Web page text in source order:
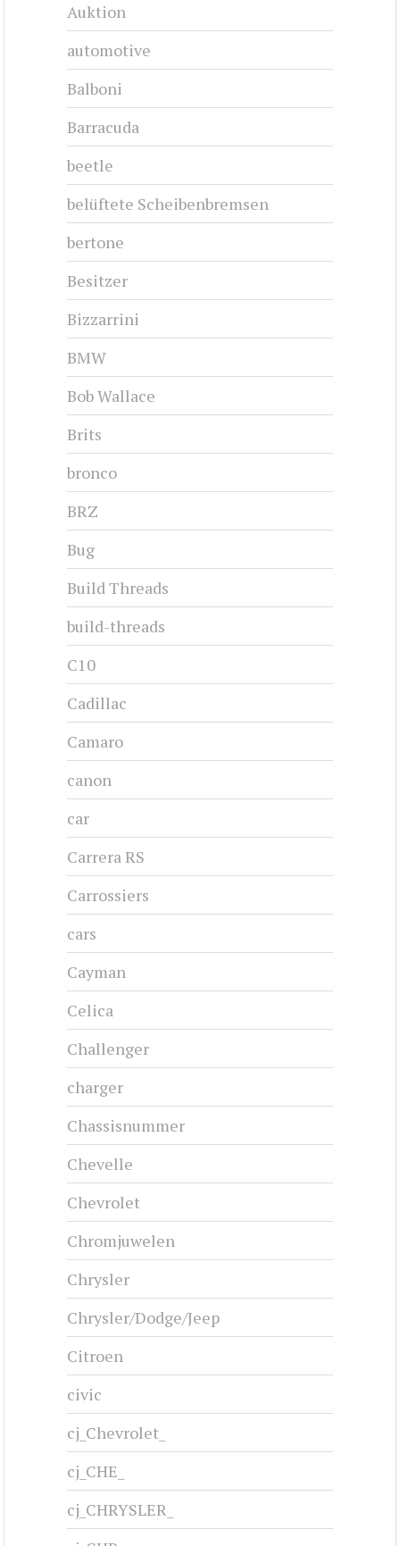
Auktion
automotive
Balboni
Barracuda
beetle
belüftete Scheibenbremsen
bertone
Besitzer
Bizzarrini
BMW
Bob Wallace
Brits
bronco
BRZ
Bug
Build Threads
build-threads
C10
Cadillac
Camaro
canon
car
Carrera RS
Carrossiers
cars
Cayman
Celica
Challenger
charger
Chassisnummer
Chevelle
Chevrolet
Chromjuwelen
Chrysler
Chrysler/Dodge/Jeep
Citroen
civic
cj_Chevrolet_
cj_CHE_
cj_CHRYSLER_